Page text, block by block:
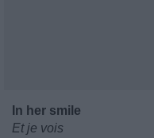
In her smile
Et je vois